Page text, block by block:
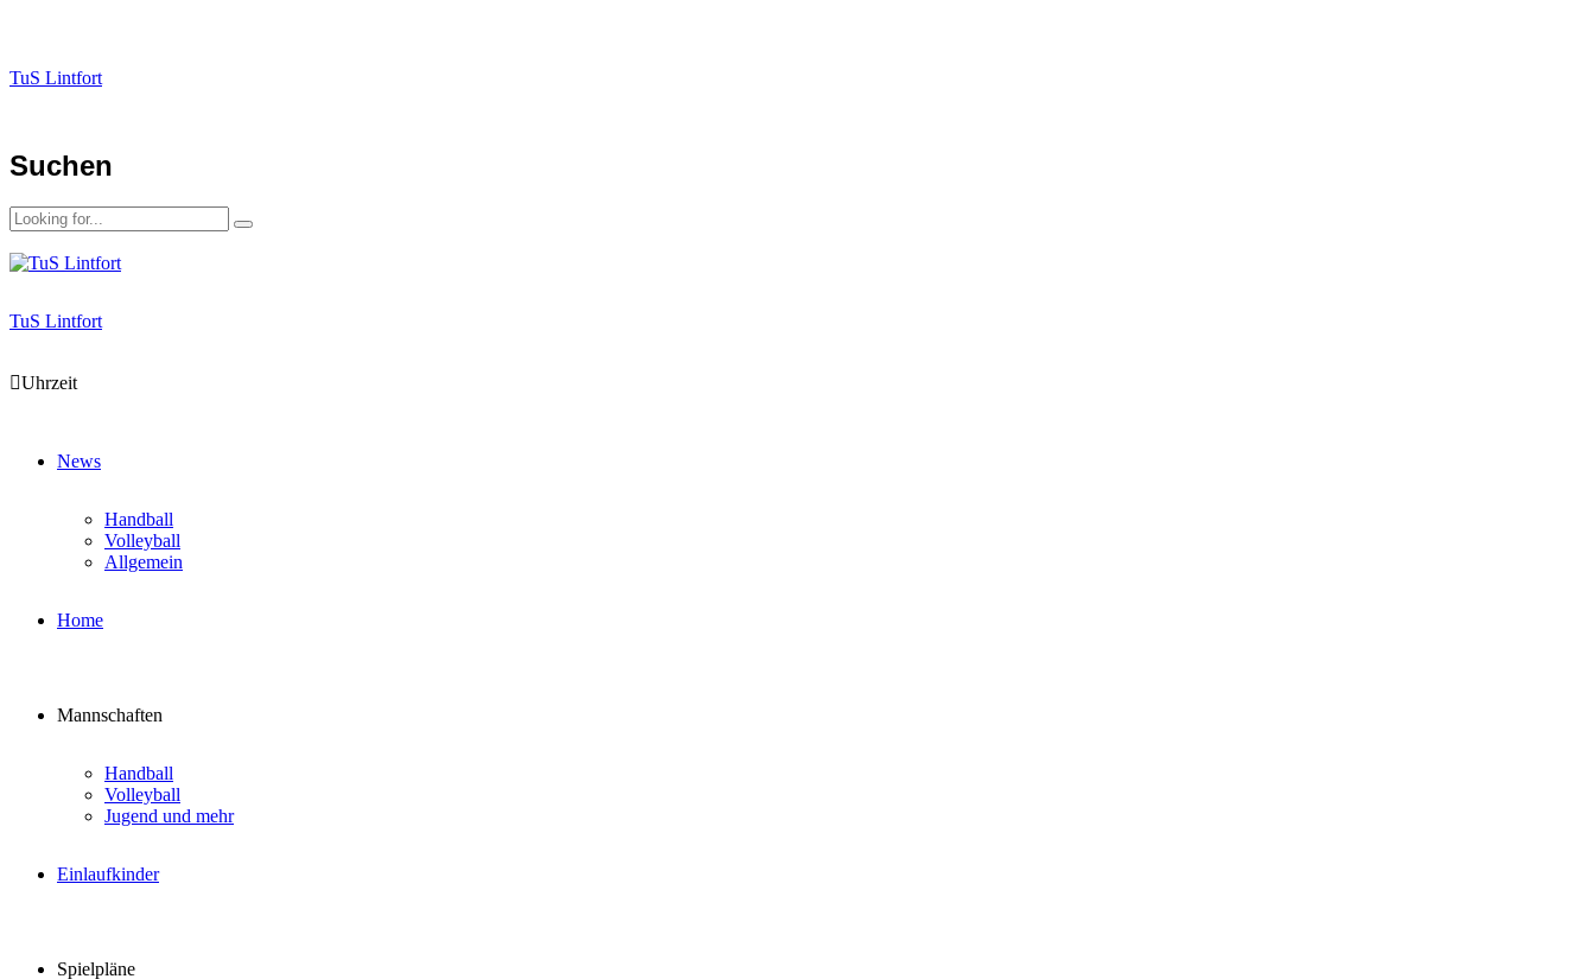
TuS Lintfort
Suchen
TuS Lintfort
Uhrzeit
News
Handball
Volleyball
Allgemein
Home
Mannschaften
Handball
Volleyball
Jugend und mehr
Einlaufkinder
Spielpläne